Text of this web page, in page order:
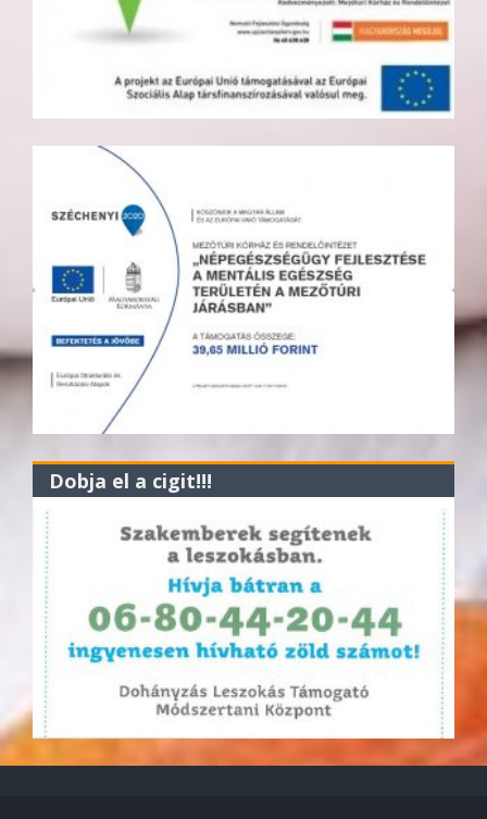
Dobja el a cigit!!!